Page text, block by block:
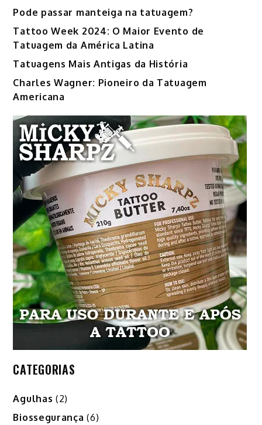
Pode passar manteiga na tatuagem?
Tattoo Week 2024: O Maior Evento de
Tatuagem da América Latina
Tatuagens Mais Antigas da História
Charles Wagner: Pioneiro da Tatuagem
Americana
CATEGORIAS
Agulhas (2)
Biossegurança (6)